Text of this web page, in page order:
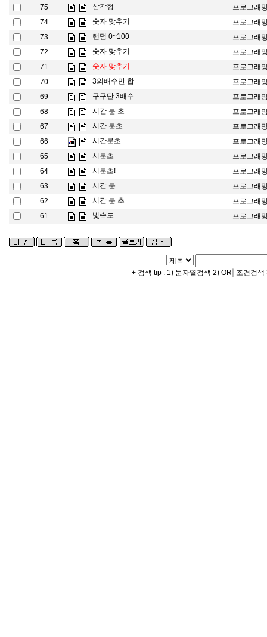
75 삼각형
프로그래
74
숫자 맞추기
프로그래
73
랜덤 0~100
프로그래
72
숫자 맞추기
프로그래
71
숫자 맞추기
프로그래
70
3의배수만 합
프로그래
69
구구단 3배수
프로그래
68
시간 분 초
프로그래
67
시간 분초
프로그래
66
시간분초
프로그래
65
시분초
프로그래
64
시분초!
프로그래
63
시간 분
프로그래
62
시간 분 초
프로그래
61
빛속도 프로그래
+ 검색 tip : 1) 문자열검색 2) OR| 조건검색